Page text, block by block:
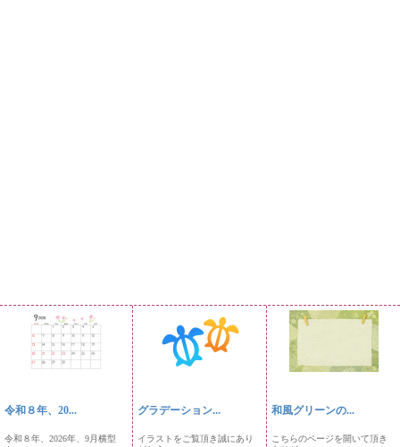
令和８年、20...
令和８年、2026年、9月横型
グラデーション...
イラストをご覧頂き誠にあり
和風グリーンの...
こちらのページを開いて頂き